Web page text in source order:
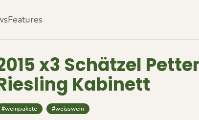
Features
x3 Schätzel
Kabinett
#weinpakete #weisswein